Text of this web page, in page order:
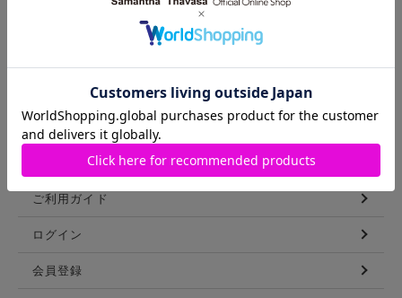
スタッフリスト
ショップブログ
ご利用ガイド
ログイン
会員登録